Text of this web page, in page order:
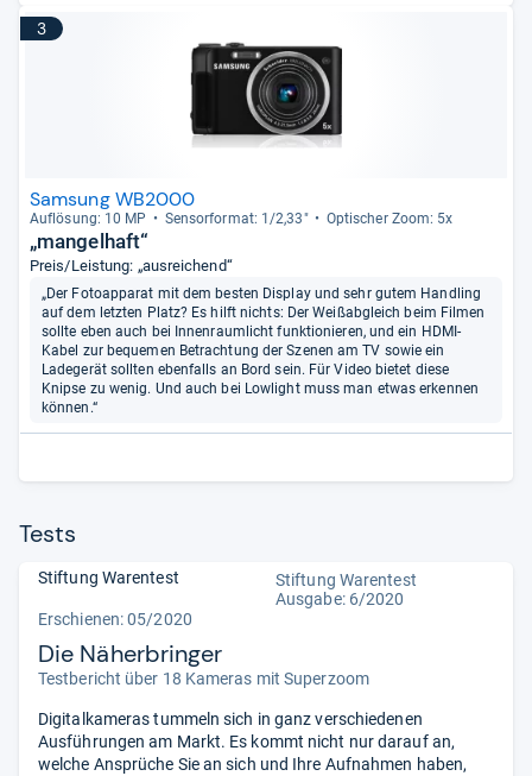
3
Samsung WB2000
Auf­lö­sung: 10 MP Sen­sor­for­mat: 1/2,33" Opti­scher Zoom: 5x
„mangelhaft“
Preis/Leistung: „ausreichend“
„Der Fotoapparat mit dem besten Display und sehr gutem Handling
auf dem letzten Platz? Es hilft nichts: Der Weißabgleich beim Filmen
sollte eben auch bei Innenraumlicht funktionieren, und ein HDMI-
Kabel zur bequemen Betrachtung der Szenen am TV sowie ein
Ladegerät sollten ebenfalls an Bord sein. Für Video bietet diese
Knipse zu wenig. Und auch bei Lowlight muss man etwas erkennen
können.“
Tests
Stiftung Warentest
Stiftung Warentest
Ausgabe: 6/2020
Erschienen: 05/2020
Die Näherbringer
Testbericht über 18 Kameras mit Superzoom
Digitalkameras tummeln sich in ganz verschiedenen
Ausführungen am Markt. Es kommt nicht nur darauf an,
welche Ansprüche Sie an sich und Ihre Aufnahmen haben,